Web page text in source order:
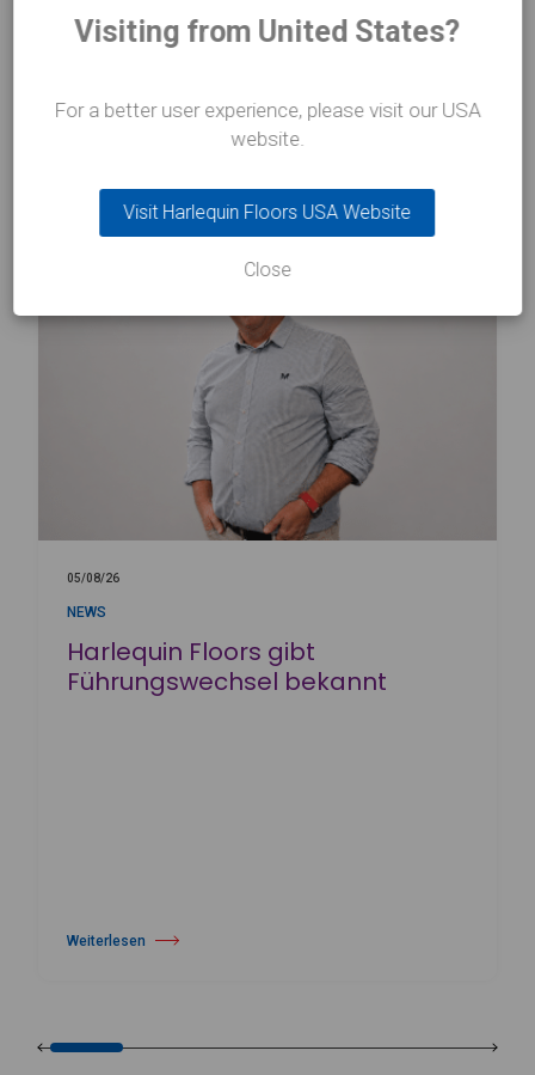
imFokus
05/08/26
NEWS
Harlequin Floors gibt
Führungswechsel bekannt
Weiterlesen
über Harlequin Floors gibt Führungswechsel bekannt
Visiting from United States?
For a better user experience, please visit our USA
website.
Visit Harlequin Floors USA Website
Close